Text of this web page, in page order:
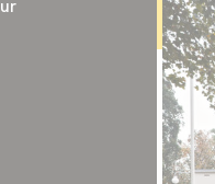
nieuw tabblad